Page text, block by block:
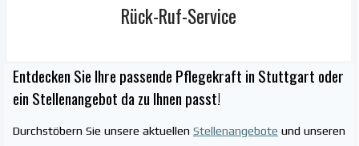
Rück-Ruf-Service
Entdecken Sie Ihre passende Pflegekraft in Stuttgart oder
ein Stellenangebot da zu Ihnen passt!
Durchstöbern Sie unsere aktuellen Stellenangebote und unseren